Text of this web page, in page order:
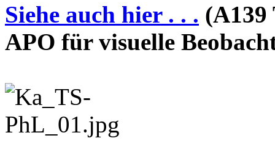
Siehe auch hier . . . (A139
APO für visuelle